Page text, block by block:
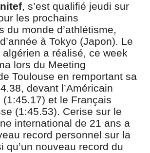
, s’est qualifié jeudi sur
les prochains
du monde d’athlétisme,
à Tokyo (Japon). Le
a réalisé, ce week
lors du Meeting
Toulouse en remportant sa
devant l’Américain
(1:45.17) et le Français
(1:45.53). Cerise sur le
international de 21 ans a
record personnel sur la
qu’un nouveau record du